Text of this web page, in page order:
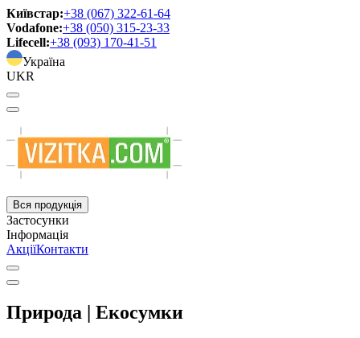
Київстар:+38 (067) 322-61-64
Vodafone:+38 (050) 315-23-33
Lifecell:+38 (093) 170-41-51
Україна
UKR
Вся продукція
Застосунки
Інформація
АкціїКонтакти
Природа | Екосумки